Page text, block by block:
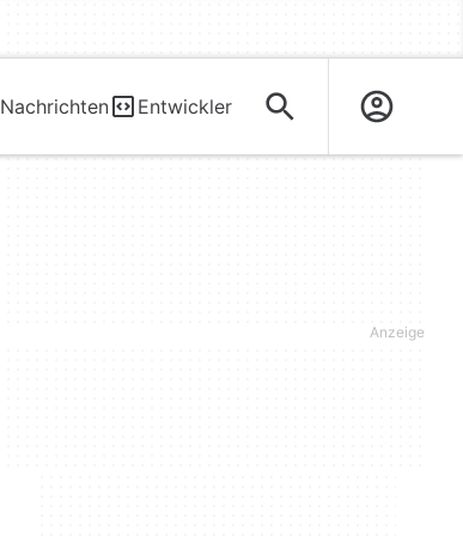
Nachrichten Entwickler